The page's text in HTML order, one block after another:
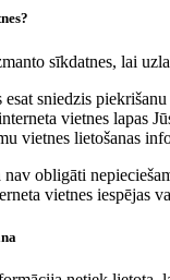
sīkdatnes, lai
esat sniedzis
vietnes lapas
vietnes lietošanas
nav obligāti
vietnes iespējas